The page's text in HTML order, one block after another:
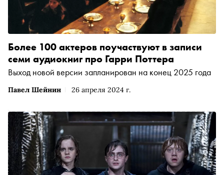
Павел Шейнин 26 апреля 2024 г.
Более 100 актеров поучаствуют в записи
семи аудиокниг про Гарри Поттера
Выход новой версии запланирован на конец 2025 года